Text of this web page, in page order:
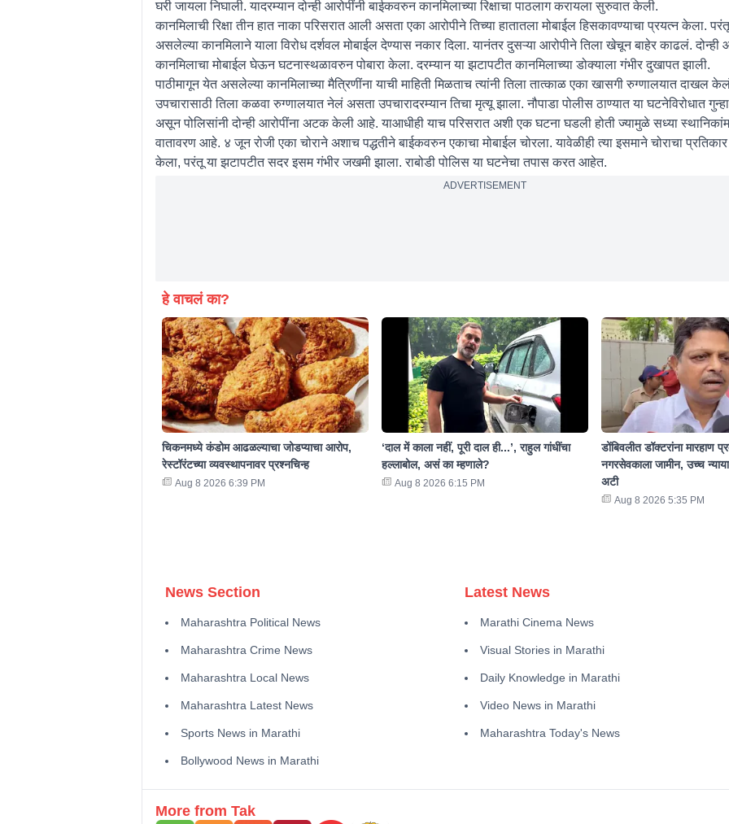
घरी जायला निघाली. यादरम्यान दोन्ही आरोपींनी बाईकवरुन कानमिलाच्या रिक्षाचा पाठलाग करायला सुरुवात केली.
कानमिलाची रिक्षा तीन हात नाका परिसरात आली असता एका आरोपीने तिच्या हातातला मोबाईल हिसकावण्याचा प्रयत्न केला.
असलेल्या कानमिलाने याला विरोध दर्शवल मोबाईल देण्यास नकार दिला. यानंतर दुसऱ्या आरोपीने तिला खेचून बाहेर काढलं. दोन्ही
कानमिलाचा मोबाईल घेऊन घटनास्थळावरुन पोबारा केला. दरम्यान या झटापटीत कानमिलाच्या डोक्याला गंभीर दुखापत झाली.
पाठीमागून येत असलेल्या कानमिलाच्या मैत्रिणींना याची माहिती मिळताच त्यांनी तिला तात्काळ एका खासगी रुग्णालयात दाखल
उपचारासाठी तिला कळवा रुग्णालयात नेलं असता उपचारादरम्यान तिचा मृत्यू झाला. नौपाडा पोलीस ठाण्यात या घटनेविरोधात
असून पोलिसांनी दोन्ही आरोपींना अटक केली आहे. याआधीही याच परिसरात अशी एक घटना घडली होती ज्यामुळे सध्या
वातावरण आहे. ४ जून रोजी एका चोराने अशाच पद्धतीने बाईकवरुन एकाचा मोबाईल चोरला. यावेळीही त्या इसमाने चोराचा
केला, परंतू या झटापटीत सदर इसम गंभीर जखमी झाला. राबोडी पोलिस या घटनेचा तपास करत आहेत.
ADVERTISEMENT
हे वाचलं का?
चिकनमध्ये कंडोम आढळल्याचा जोडप्याचा आरोप,
रेस्टॉरंटच्या व्यवस्थापनावर प्रश्नचिन्ह
Aug 8 2026 6:39 PM
‘दाल में काला नहीं, पूरी दाल ही...’, राहुल गांधींचा
हल्लाबोल, असं का म्हणाले?
Aug 8 2026 6:15 PM
डोंबिवलीत डॉक्टरांना मारहाण
नगरसेवकाला जामीन, उच्च
अटी
Aug 8 2026 5:35 PM
News Section
Maharashtra Political News
Maharashtra Crime News
Maharashtra Local News
Maharashtra Latest News
Sports News in Marathi
Bollywood News in Marathi
Latest News
Marathi Cinema News
Visual Stories in Marathi
Daily Knowledge in Marathi
Video News in Marathi
Maharashtra Today's News
More from Tak